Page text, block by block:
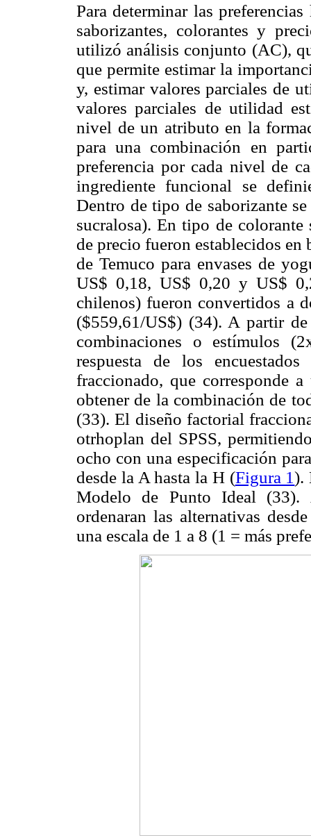
Para determinar las
saborizantes, colorantes y
utilizó análisis conjunto (AC),
que permite estimar la
y, estimar valores parciales de
valores parciales de utilidad
nivel de un atributo en la
para una combinación en
preferencia por cada nivel de
ingrediente funcional se
Dentro de tipo de saborizante
sucralosa). En tipo de
de precio fueron establecidos en
de Temuco para envases de
US$ 0,18, US$ 0,20 y US$
chilenos) fueron convertidos a
($559,61/US$) (34). A partir
combinaciones o estímulos
respuesta de los
fraccionado, que corresponde
obtener de la combinación de
(33). El diseño factorial
otrhoplan del SPSS,
ocho con una especificación
desde la A hasta la H (Figura 1).
Modelo de Punto Ideal (33).
ordenaran las alternativas
una escala de 1 a 8 (1 = más